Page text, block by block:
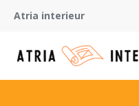
Atria interieur